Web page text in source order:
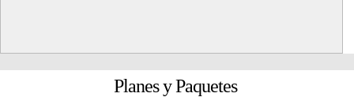
Planes y Paquetes